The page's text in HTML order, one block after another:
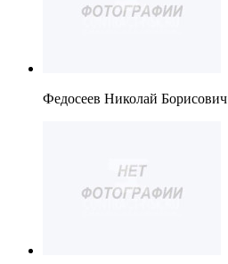
Федосеев Николай Борисович